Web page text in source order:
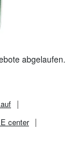
abgelaufen.
center